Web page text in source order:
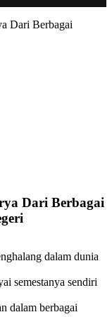
Dari Berbagai
dalam dunia
semestanya sendiri
dalam berbagai